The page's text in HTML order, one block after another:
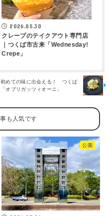
2026.05.30
クレープのテイクアウト専門店
｜つくば市古来「Wednesday!
Crepe」
初めての味に出会える！ つくば
「オブリガッツィオーニ」
公園